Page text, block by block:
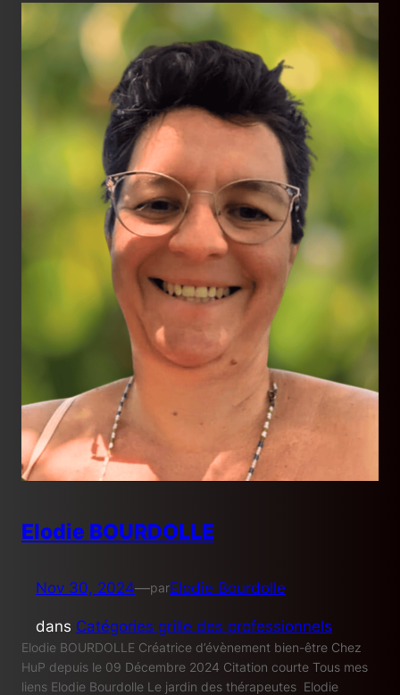
Elodie BOURDOLLE
Nov 30, 2024—parElodie Bourdolle
dans Catégories grille des professionnels
Elodie BOURDOLLE Créatrice d’évènement bien-être Chez
HuP depuis le 09 Décembre 2024 Citation courte Tous mes
liens Elodie Bourdolle Le jardin des thérapeutes Elodie